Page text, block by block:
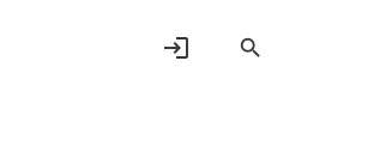
search
login